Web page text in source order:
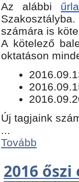
Az alábbi
számára is
​A kötelező
oktatáson
Új tagjaink
...
Tovább
2016